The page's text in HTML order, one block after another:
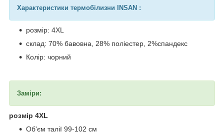
Характеристики термобілизни INSAN :
розмір: 4ХL
склад: 70% бавовна, 28% поліестер, 2%спандекс
Колір: чорний
Заміри:
розмір 4ХL
Об'єм талії 99-102 см